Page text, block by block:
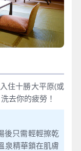
住十勝大平原(或
去你的疲勞！
後只需輕輕擦乾
泉精華鎖在肌膚